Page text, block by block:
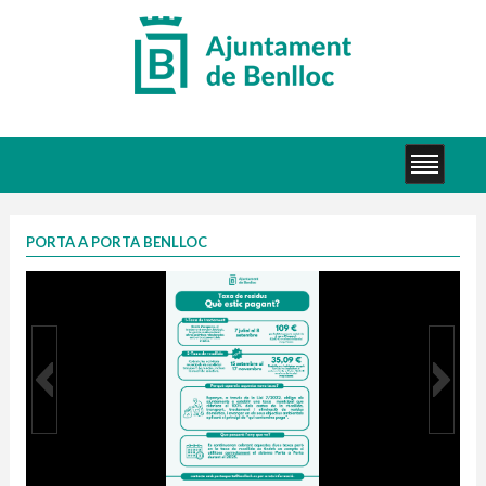
PORTA A PORTA BENLLOC